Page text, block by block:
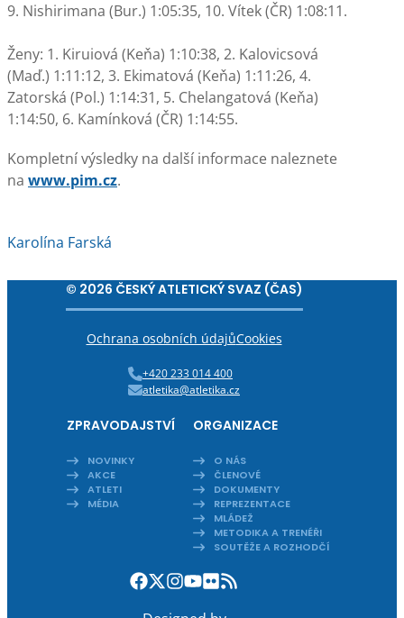
9. Nishirimana (Bur.) 1:05:35, 10. Vítek (ČR) 1:08:11.
Ženy: 1. Kiruiová (Keňa) 1:10:38, 2. Kalovicsová
(Maď.) 1:11:12, 3. Ekimatová (Keňa) 1:11:26, 4.
Zatorská (Pol.) 1:14:31, 5. Chelangatová (Keňa)
1:14:50, 6. Kamínková (ČR) 1:14:55.
Kompletní výsledky na další informace naleznete
na www.pim.cz.
Karolína Farská
© 2026 ČESKÝ ATLETICKÝ SVAZ (ČAS)
Ochrana osobních údajůCookies
+420 233 014 400
atletika@atletika.cz
ZPRAVODAJSTVÍ
NOVINKY
AKCE
ATLETI
MÉDIA
ORGANIZACE
O NÁS
ČLENOVÉ
DOKUMENTY
REPREZENTACE
MLÁDEŽ
METODIKA A TRENÉŘI
SOUTĚŽE A ROZHODČÍ